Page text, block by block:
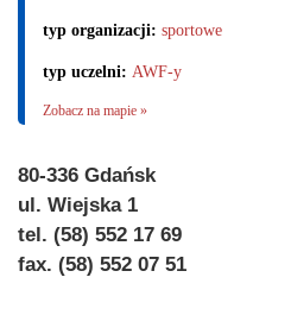
typ organizacji: sportowe
typ uczelni: AWF-y
Zobacz na mapie »
80-336 Gdańsk
ul. Wiejska 1
tel. (58) 552 17 69
fax. (58) 552 07 51